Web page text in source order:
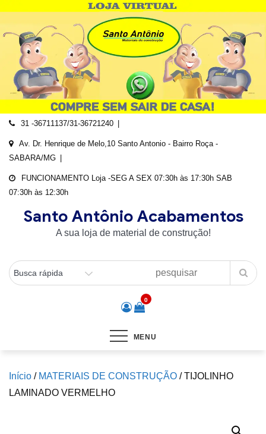
content
31 -36711137/31-36721240
Av. Dr. Henrique de Melo,10 Santo Antonio - Bairro Roça -
SABARA/MG
FUNCIONAMENTO Loja -SEG A SEX 07:30h às 17:30h SAB
07:30h às 12:30h
Santo Antônio Acabamentos
A sua loja de material de construção!
0
MENU
Início / MATERIAIS DE CONSTRUÇÃO / TIJOLINHO
LAMINADO VERMELHO